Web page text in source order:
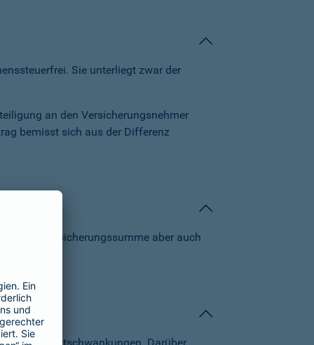
Sie unterliegt zwar der
an den Versicherungsnehmer
bemisst sich aus der Differenz
die Versicherungssumme aber auch